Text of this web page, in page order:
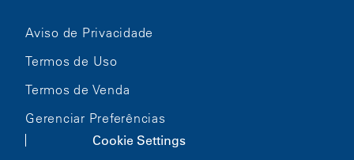
Aviso de Privacidade
Termos de Uso
Termos de Venda
Gerenciar Preferências
Cookie Settings